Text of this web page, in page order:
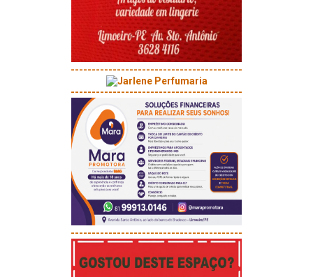
-----------------------------------------
-----------------------------------------
-----------------------------------------